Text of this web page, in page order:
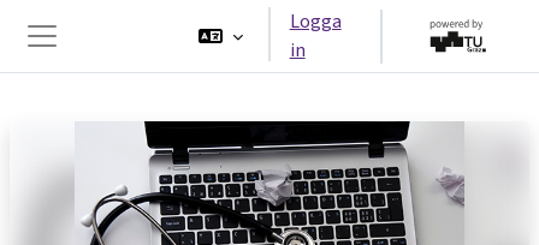
Sidopanel
Logga
in